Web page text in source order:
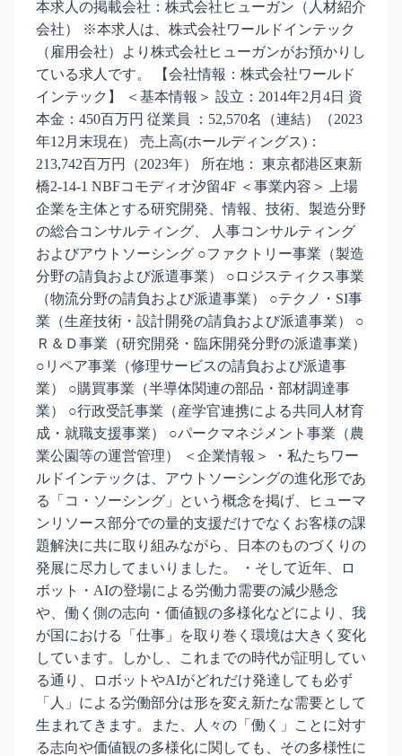
本求人の掲載会社：株式会社ヒューガン（人材紹介
会社） ※本求人は、株式会社ワールドインテック
（雇用会社）より株式会社ヒューガンがお預かりし
ている求人です。 【会社情報：株式会社ワールド
インテック】 ＜基本情報＞ 設立：2014年2月4日 資
本金：450百万円 従業員 ：52,570名（連結）（2023
年12月末現在） 売上高(ホールディングス)：
213,742百万円（2023年） 所在地： 東京都港区東新
橋2-14-1 NBFコモディオ汐留4F ＜事業内容＞ 上場
企業を主体とする研究開発、情報、技術、製造分野
の総合コンサルティング、 人事コンサルティング
およびアウトソーシング ○ファクトリー事業（製造
分野の請負および派遣事業） ○ロジスティクス事業
（物流分野の請負および派遣事業） ○テクノ・SI事
業（生産技術・設計開発の請負および派遣事業） ○
Ｒ＆Ｄ事業（研究開発・臨床開発分野の派遣事業）
○リペア事業（修理サービスの請負および派遣事
業） ○購買事業（半導体関連の部品・部材調達事
業） ○行政受託事業（産学官連携による共同人材育
成・就職支援事業） ○パークマネジメント事業（農
業公園等の運営管理） ＜企業情報＞ ・私たちワー
ルドインテックは、アウトソーシングの進化形であ
る「コ・ソーシング」という概念を掲げ、ヒューマ
ンリソース部分での量的支援だけでなくお客様の課
題解決に共に取り組みながら、日本のものづくりの
発展に尽力してまいりました。 ・そして近年、ロ
ボット・AIの登場による労働力需要の減少懸念
や、働く側の志向・価値観の多様化などにより、我
が国における「仕事」を取り巻く環境は大きく変化
しています。しかし、これまでの時代が証明してい
る通り、ロボットやAIがどれだけ発達しても必ず
「人」による労働部分は形を変え新たな需要として
生まれてきます。また、人々の「働く」ことに対す
る志向や価値観の多様化に関しても、その多様性に